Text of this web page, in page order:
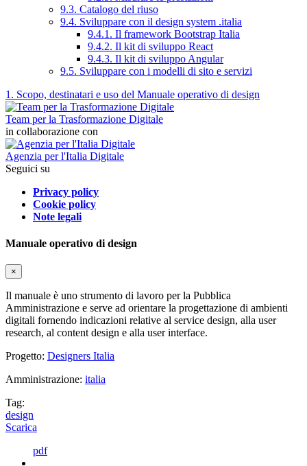
9.3. Catalogo del riuso
9.4. Sviluppare con il design system .italia
9.4.1. Il framework Bootstrap Italia
9.4.2. Il kit di sviluppo React
9.4.3. Il kit di sviluppo Angular
9.5. Sviluppare con i modelli di sito e servizi
1. Scopo, destinatari e uso del Manuale operativo di design
Team per la Trasformazione Digitale
in collaborazione con
Agenzia per l'Italia Digitale
Seguici su
Privacy policy
Cookie policy
Note legali
Manuale operativo di design
×
Il manuale è uno strumento di lavoro per la Pubblica
Amministrazione e serve ad orientare la progettazione di ambienti
digitali fornendo indicazioni relative al service design, alla user
research, al content design e alla user interface.
Progetto: Designers Italia
Amministrazione: italia
Tag:
design
Scarica
pdf